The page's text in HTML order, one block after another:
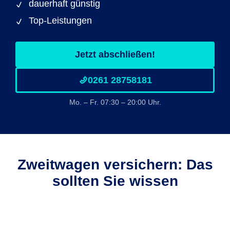
dauerhaft günstig
Top-Leistungen
Jetzt abschließen!
0261 28758181
Mo. – Fr. 07:30 – 20:00 Uhr.
Zweitwagen versichern: Das
sollten Sie wissen